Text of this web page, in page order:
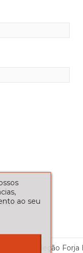
da coleção Forja
ao seu